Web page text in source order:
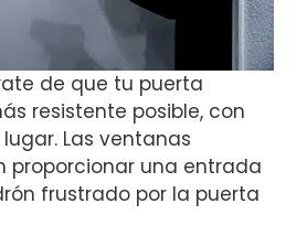
de que tu puerta
resistente posible, con
Las ventanas
proporcionar una entrada
frustrado por la puerta